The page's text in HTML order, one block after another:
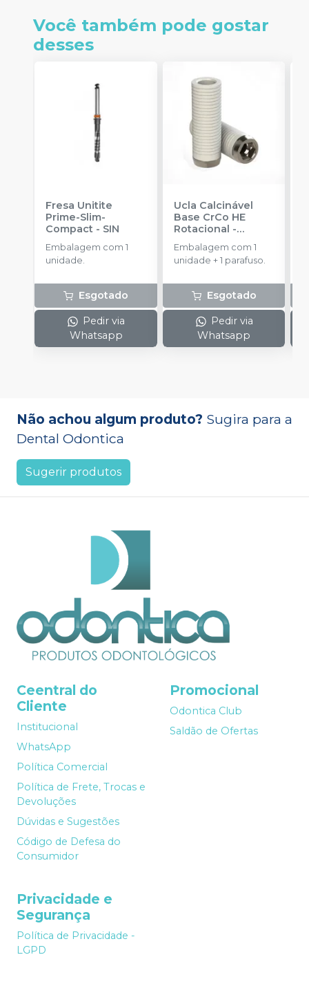
Você também pode gostar
desses
Fresa Unitite
Prime-Slim-
Compact - SIN
Embalagem com 1
unidade.
Esgotado
Pedir via
Whatsapp
Ucla Calcinável
Base CrCo HE
Rotacional -
SINGULAR
Embalagem com 1
unidade + 1 parafuso.
Esgotado
Pedir via
Whatsapp
Não achou algum produto? Sugira para a
Dental Odontica
Sugerir produtos
Ceentral do
Cliente
Institucional
WhatsApp
Política Comercial
Política de Frete, Trocas e
Devoluções
Dúvidas e Sugestões
Código de Defesa do
Consumidor
Promocional
Odontica Club
Saldão de Ofertas
Privacidade e
Segurança
Política de Privacidade -
LGPD